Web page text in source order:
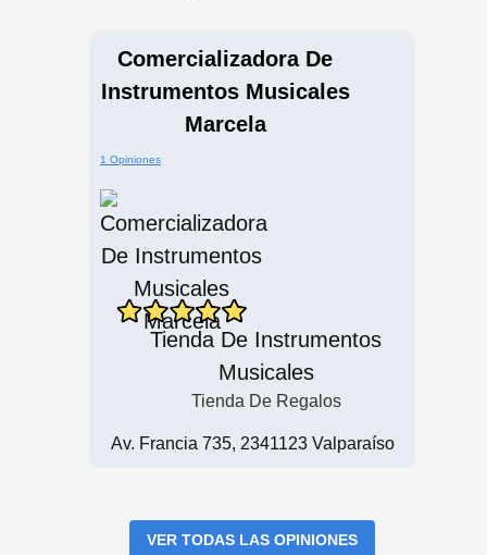
Comercializadora De
Instrumentos Musicales
Marcela
1 Opiniones
Tienda De Instrumentos
Musicales
Tienda De Regalos
Av. Francia 735, 2341123 Valparaíso
VER TODAS LAS OPINIONES